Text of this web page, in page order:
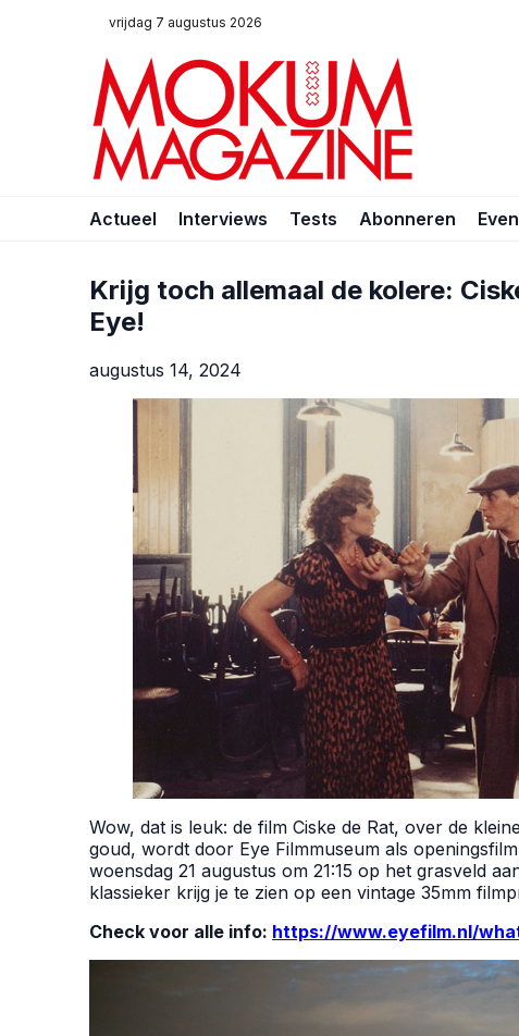
vrijdag 7 augustus 2026
Actueel Interviews Tests Abonneren
Krijg toch allemaal de kolere:
Eye!
augustus 14, 2024
Wow, dat is leuk: de film Ciske de Rat, over de
goud, wordt door Eye Filmmuseum als
woensdag 21 augustus om 21:15 op het grasveld
klassieker krijg je te zien op een vintage 35mm
Check voor alle info: https://www.eyefilm.nl/